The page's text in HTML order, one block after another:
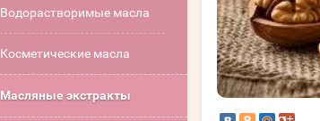
Водорастворимые масла
Косметические масла
Масляные экстракты